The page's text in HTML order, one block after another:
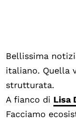
Bellissima
italiano. Quella
strutturata.
A fianco di Lisa
Facciamo